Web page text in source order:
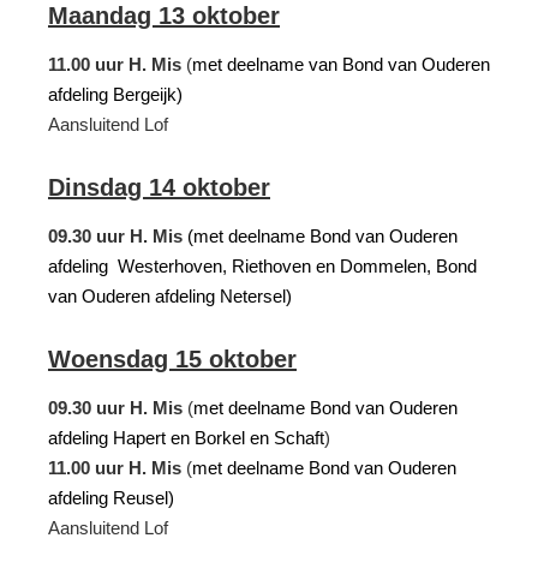
Maandag 13 oktober
11.00 uur H. Mis (met deelname van Bond van Ouderen
afdeling Bergeijk)
Aansluitend Lof
Dinsdag 14 oktober
09.30 uur H. Mis (met deelname Bond van Ouderen
afdeling Westerhoven, Riethoven en Dommelen, Bond
van Ouderen afdeling Netersel)
Woensdag 15 oktober
09.30 uur H. Mis (met deelname Bond van Ouderen
afdeling Hapert en Borkel en Schaft)
11.00 uur H. Mis (met deelname Bond van Ouderen
afdeling Reusel)
Aansluitend Lof